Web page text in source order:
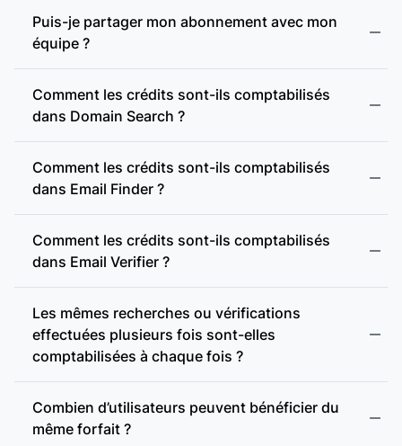
Puis-je partager mon abonnement avec mon
équipe ?
Comment les crédits sont-ils comptabilisés
dans Domain Search ?
Comment les crédits sont-ils comptabilisés
dans Email Finder ?
Comment les crédits sont-ils comptabilisés
dans Email Verifier ?
Les mêmes recherches ou vérifications
effectuées plusieurs fois sont-elles
comptabilisées à chaque fois ?
Combien d’utilisateurs peuvent bénéficier du
même forfait ?